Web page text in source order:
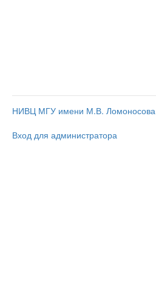
НИВЦ МГУ имени М.В. Ломоносова
Вход для администратора